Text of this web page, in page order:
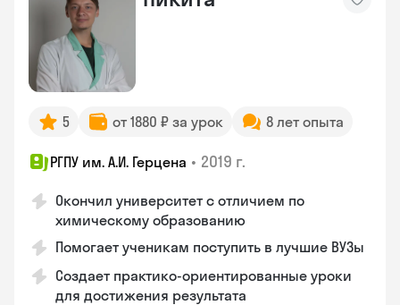
5 от 1880 ₽ за урок 8 лет опыта
РГПУ им. А.И. Герцена • 2019 г.
Окончил университет с отличием по
химическому образованию
Помогает ученикам поступить в лучшие ВУЗы
Создает практико-ориентированные уроки
для достижения результата